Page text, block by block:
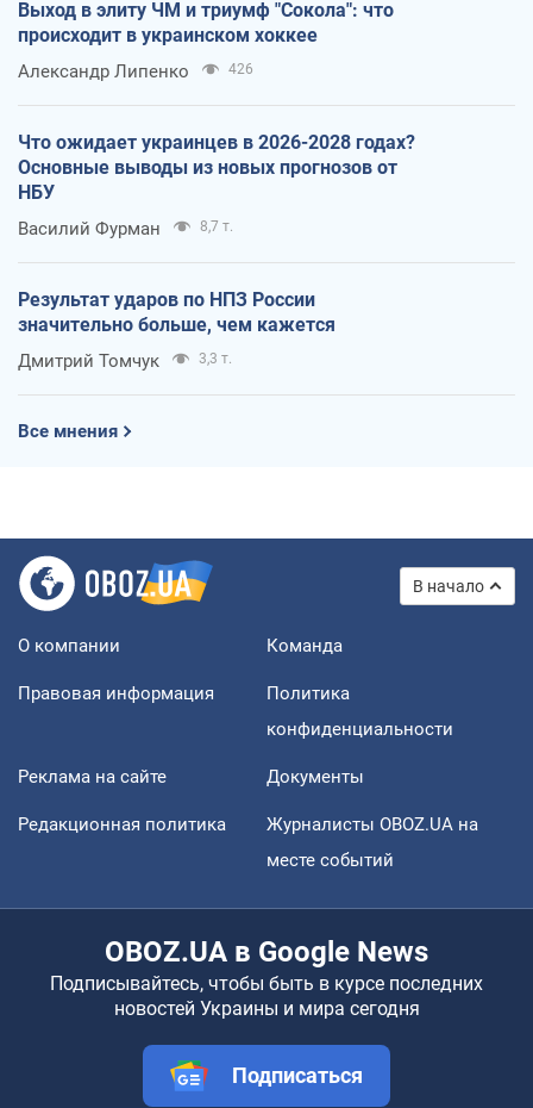
Выход в элиту ЧМ и триумф "Сокола": что
происходит в украинском хоккее
Александр Липенко 426
Что ожидает украинцев в 2026-2028 годах?
Основные выводы из новых прогнозов от
НБУ
Василий Фурман 8,7 т.
Результат ударов по НПЗ России
значительно больше, чем кажется
Дмитрий Томчук 3,3 т.
Все мнения
В начало
О компании Команда
Правовая информация
Политика
конфиденциальности
Реклама на сайте Документы
Редакционная политика
Журналисты OBOZ.UA на
месте событий
OBOZ.UA в Google News
Подписывайтесь, чтобы быть в курсе последних
новостей Украины и мира сегодня
Подписаться